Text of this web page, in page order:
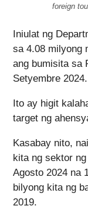
foreign
Iniulat ng
sa 4.08 milyong
ang bumisita sa
Setyembre 2024.
Ito ay higit
target ng
Kasabay nito,
kita ng sektor
Agosto 2024 na
bilyong kita ng
2019.